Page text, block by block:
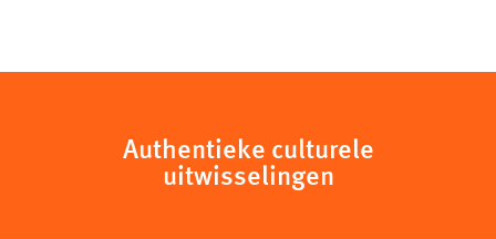
Authentieke culturele
uitwisselingen